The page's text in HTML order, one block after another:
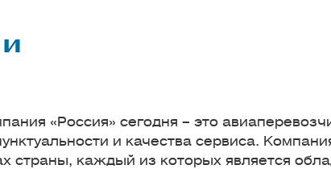
«Россия» сегодня – это
и качества сервиса.
страны, каждый из которых является